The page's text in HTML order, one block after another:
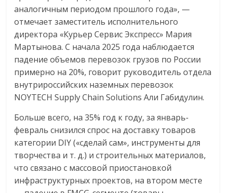
аналогичным периодом прошлого года», —
отмечает заместитель исполнительного
директора «Курьер Сервис Экспресс» Мария
Мартынова. С начала 2025 года наблюдается
падение объемов перевозок грузов по России
примерно на 20%, говорит руководитель отдела
внутрироссийских наземных перевозок
NOYTECH Supply Chain Solutions Али Габидулин.
Больше всего, на 35% год к году, за январь-
февраль снизился спрос на доставку товаров
категории DIY («сделай сам», инструменты для
творчества и т. д.) и строительных материалов,
что связано с массовой приостановкой
инфраструктурных проектов, на втором месте